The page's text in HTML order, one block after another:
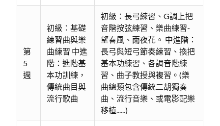
第
5
週
初級：基礎
練習曲與樂
曲練習 中進
階：進階基
本功訓練，
傳統曲目與
流行歌曲
初級：長弓練習、G調上把
音階按弦練習、樂曲練習-
望春風、雨夜花。 中進階：
長弓與短弓節奏練習、換把
基本功練習、各調音階練
習、曲子教授與複習。(樂
曲總類包含傳統二胡獨奏
曲、流行音樂、或電影配樂
移植......)